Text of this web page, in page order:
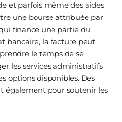
et parfois même des aides
une bourse attribuée par
finance une partie du
bancaire, la facture peut
le temps de se
les services administratifs
options disponibles. Des
également pour soutenir les